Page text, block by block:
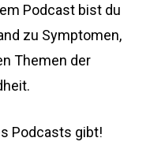
Podcast bist du
zu Symptomen,
Themen der
Podcasts gibt!